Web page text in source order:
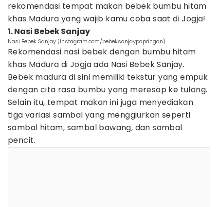
rekomendasi tempat makan bebek bumbu hitam
khas Madura yang wajib kamu coba saat di Jogja!
1. Nasi Bebek Sanjay
Nasi Bebek Sanjay (Instagram.com/bebeksanjaypapringan)
Rekomendasi nasi bebek dengan bumbu hitam
khas Madura di Jogja ada Nasi Bebek Sanjay.
Bebek madura di sini memiliki tekstur yang empuk
dengan cita rasa bumbu yang meresap ke tulang.
Selain itu, tempat makan ini juga menyediakan
tiga variasi sambal yang menggiurkan seperti
sambal hitam, sambal bawang, dan sambal
pencit.